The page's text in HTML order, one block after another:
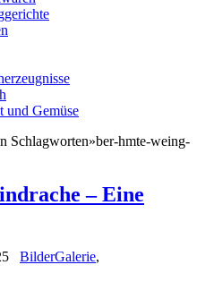
und Gemüse
Schlagworten»ber-hmte-weing-
– Eine
BilderGalerie,